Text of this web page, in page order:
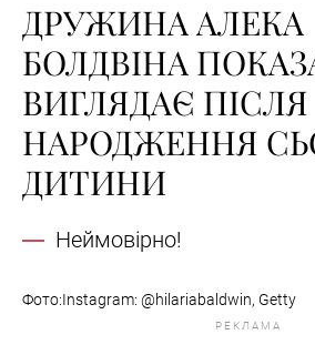
ДРУЖИНА АЛЕКА
БОЛДВІНА
ВИГЛЯДАЄ ПІСЛЯ
НАРОДЖЕННЯ
ДИТИНИ
Неймовірно!
Фото:Instagram: @hilariabaldwin, Getty
РЕКЛАМА